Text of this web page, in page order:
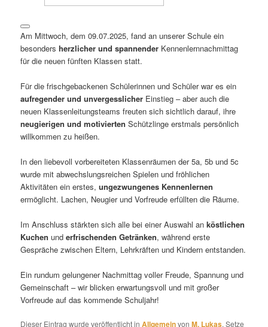
Am Mittwoch, dem 09.07.2025, fand an unserer Schule ein
besondersherzlicher und spannender Kennenlernnachmittag
für die neuen fünften Klassen statt.
Für die frischgebackenen Schülerinnen und Schüler war es ein
aufregender und unvergesslicher Einstieg – aber auch die
neuen Klassenleitungsteams freuten sich sichtlich darauf, ihre
neugierigen und motivierten Schützlinge erstmals persönlich
willkommen zu heißen.
In den liebevoll vorbereiteten Klassenräumen der 5a, 5b und 5c
wurde mit abwechslungsreichen Spielen und fröhlichen
Aktivitäten ein erstes,ungezwungenes Kennenlernen
ermöglicht. Lachen, Neugier und Vorfreude erfüllten die Räume.
Im Anschluss stärkten sich alle bei einer Auswahl anköstlichen
Kuchen underfrischenden Getränken, während erste
Gespräche zwischen Eltern, Lehrkräften und Kindern entstanden.
Ein rundum gelungener Nachmittag voller Freude, Spannung und
Gemeinschaft – wir blicken erwartungsvoll und mit großer
Vorfreude auf das kommende Schuljahr!
Dieser Eintrag wurde veröffentlicht inAllgemeinvonM. Lukas. Setze